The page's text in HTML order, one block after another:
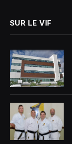
SUR LE VIF